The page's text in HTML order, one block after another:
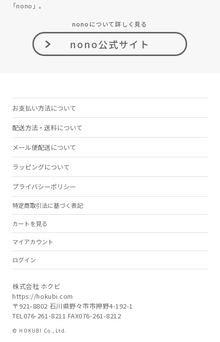
「nono」。
nonoについて詳しく見る
nono公式サイト
お支払い方法について
配送方法・送料について
メール便配送について
ラッピングについて
プライバシーポリシー
特定商取引法に基づく表記
カートを見る
マイアカウント
ログイン
株式会社 ホクビ
https://hokubi.com
〒921-8802 石川県野々市市押野4-192-1
TEL076-261-8211 FAX076-261-8212
© HOKUBI Co.,Ltd.